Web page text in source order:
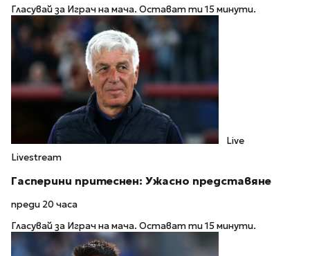
Гласувай за Играч на мача. Остават ти 15 минути.
Live
Livestream
Гасперини притеснен: Ужасно представяне
преди 20 часа
Гласувай за Играч на мача. Остават ти 15 минути.